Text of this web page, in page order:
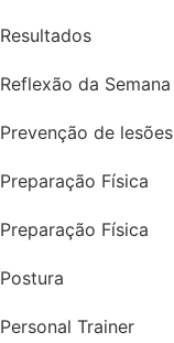
Resultados
Reflexão da Semana
Prevenção de lesões
Preparação Física
Preparação Física
Postura
Personal Trainer